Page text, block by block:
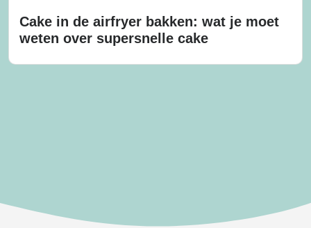
Cake in de airfryer bakken: wat je moet
weten over supersnelle cake